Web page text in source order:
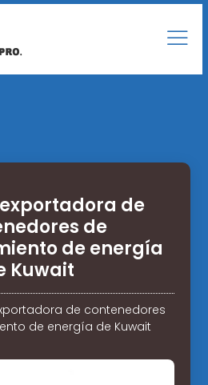
de
de
de energía
Kuwait
de contenedores
de energía de Kuwait